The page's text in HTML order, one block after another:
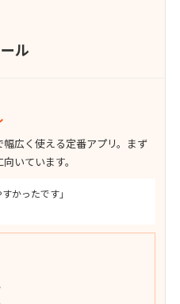
ル
広く使える定番アプリ。まず
いています。
かったです」